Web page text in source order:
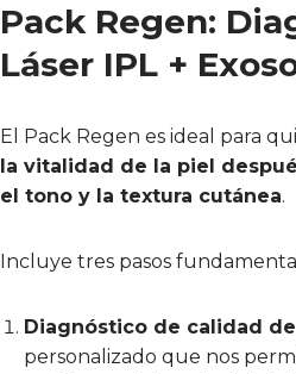
Pack Regen:
Láser IPL +
El Pack Regen es ideal para
la vitalidad de la piel
el tono y la textura cutánea.
Incluye tres pasos
Diagnóstico de calidad
personalizado que nos